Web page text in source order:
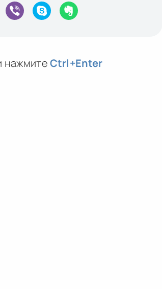
нажмитеCtrl+Enter